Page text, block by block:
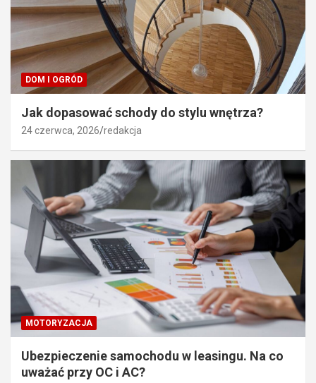
DOM I OGRÓD
Jak dopasować schody do stylu wnętrza?
24 czerwca, 2026 redakcja
MOTORYZACJA
Ubezpieczenie samochodu w leasingu. Na co
uważać przy OC i AC?